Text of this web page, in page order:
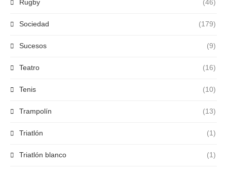
Rugby (46)
Sociedad (179)
Sucesos (9)
Teatro (16)
Tenis (10)
Trampolín (13)
Triatlón (1)
Triatlón blanco (1)